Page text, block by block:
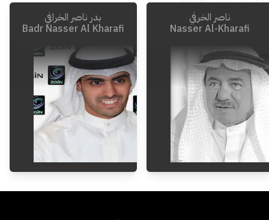
بدر ناصر الخرافي
Badr Nasser Al Kharafi
ناصر الخرفي
Nasser Al-Kharafi